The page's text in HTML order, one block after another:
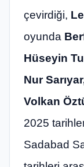
çevirdiği,
oyunda
Hüseyin
Nur
Volkan
2025
Sadabad